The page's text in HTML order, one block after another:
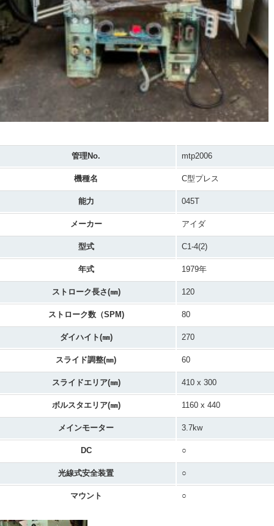
管理No. mtp2006
機種名 C型プレス
能力 045T
メーカー アイダ
型式 C1-4(2)
年式 1979年
ストローク長さ(㎜) 120
ストローク数（SPM) 80
ダイハイト(㎜) 270
スライド調整(㎜) 60
スライドエリア(㎜) 410 x 300
ボルスタエリア(㎜) 1160 x 440
メインモーター 3.7kw
DC ○
光線式安全装置 ○
マウント ○